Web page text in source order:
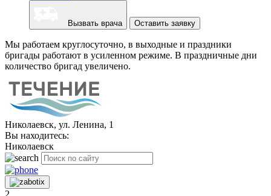
Вызвать врача Оставить заявку
Мы работаем круглосуточно, в выходные и праздники
бригады работают в усиленном режиме. В праздничные дни
количество бригад увеличено.
Николаевск, ул. Ленина, 1
Вы находитесь:
Николаевск
2